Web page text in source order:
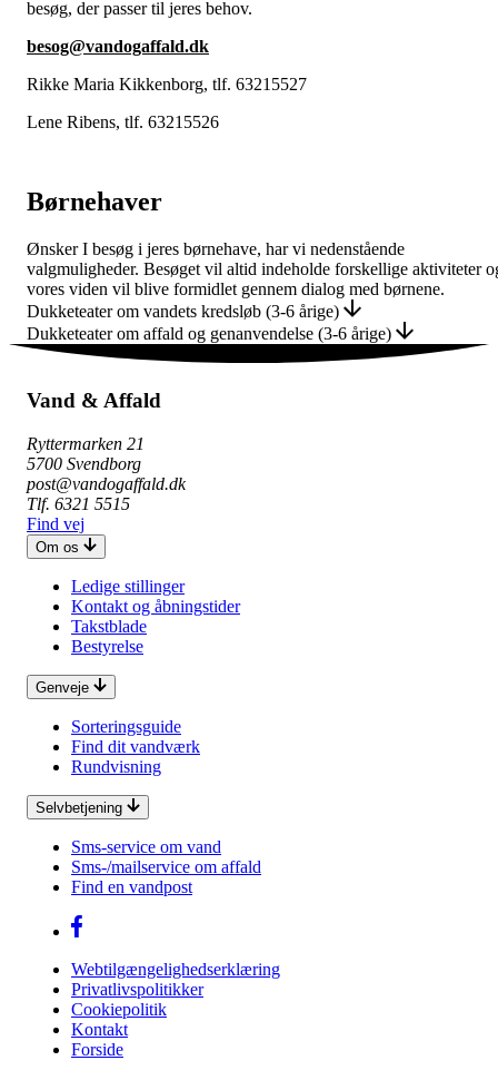
besøg, der passer til jeres behov.
besog@vandogaffald.dk
Rikke Maria Kikkenborg, tlf. 63215527
Lene Ribens, tlf. 63215526
Børnehaver
Ønsker I besøg i jeres børnehave, har vi nedenstående
valgmuligheder. Besøget vil altid indeholde forskellige aktiviteter
vores viden vil blive formidlet gennem dialog med børnene.
Dukketeater om vandets kredsløb (3-6 årige)
Dukketeater om affald og genanvendelse (3-6 årige)
Vand & Affald
Ryttermarken 21
5700 Svendborg
post@vandogaffald.dk
Tlf. 6321 5515
Find vej
Om os
Ledige stillinger
Kontakt og åbningstider
Takstblade
Bestyrelse
Genveje
Sorteringsguide
Find dit vandværk
Rundvisning
Selvbetjening
Sms-service om vand
Sms-/mailservice om affald
Find en vandpost
Webtilgængelighedserklæring
Privatlivspolitikker
Cookiepolitik
Kontakt
Forside